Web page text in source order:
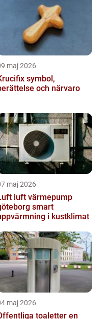
maj 2026
symbol,
och närvaro
maj 2026
luft värmepump
smart
i kustklimat
maj 2026
toaletter en